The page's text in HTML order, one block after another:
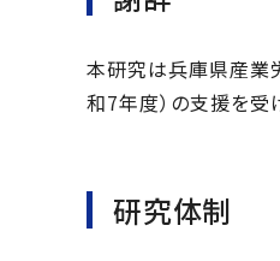
本研究は兵庫県産業
和7年度）の支援を受
研究体制